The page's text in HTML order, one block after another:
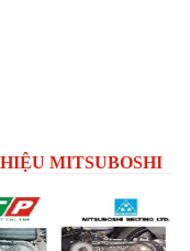
MITSUBOSHI